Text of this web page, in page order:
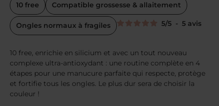
10 free Compatible grossesse & allaitement
Ongles normaux à fragiles 5/5 - 5 avis
10 free, enrichie en silicium et avec un tout nouveau
complexe ultra-antioxydant : une routine complète en 4
étapes pour une manucure parfaite qui respecte, protège
et fortifie tous les ongles. Le plus dur sera de choisir la
couleur !